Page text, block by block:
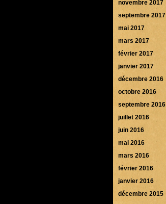
novembre 2017
septembre 2017
mai 2017
mars 2017
février 2017
janvier 2017
décembre 2016
octobre 2016
septembre 2016
juillet 2016
juin 2016
mai 2016
mars 2016
février 2016
janvier 2016
décembre 2015